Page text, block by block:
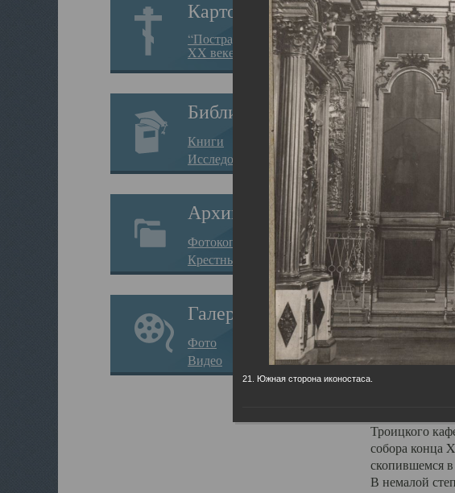
Картотека
“Пострадавшие за веру в
XX веке на Севере”
Библиотека
Книги
Исследования
Архив
Фотокопии дел
Крестные ходы
Галерея
Фото
Видео
Свято-
23.12.2015
Сегодня мы
пострадал от
выдающихся
вызванная
разрушение
собора
Возникнув
двухэтажный
XVIII веке по
оставался
второе место,
Один из самых
портового
Масштабность,
заслуженно
иконостас
царскими
собой
шитьем,
поражающий
Троицкого
собора конца
скопившемся в
В немалой
21. Южная сторона иконостаса.